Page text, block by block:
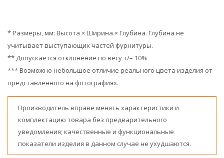
* Размеры, мм: Высота × Ширина × Глубина. Глубина не
учитывает выступающих частей фурнитуры.
** Допускается отклонение по весу +/– 10%
*** Возможно небольшое отличие реального цвета изделия от
представленного на фотографиях.
Производитель вправе менять характеристики и
комплектацию товара без предварительного
уведомления; качественные и функциональные
показатели изделия в данном случае не ухудшаются.